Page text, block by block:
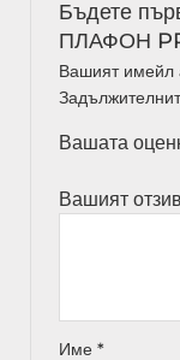
Бъдете
ПЛАФОН
Вашият имейл
Вашата
Вашият отзив
Име *